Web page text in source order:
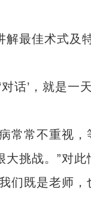
最佳术式及
’，就是一
常不重视，
挑战。”对此
们既是老师